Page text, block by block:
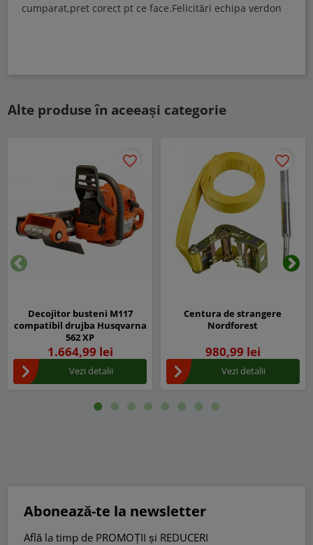
cumparat,pret corect pt ce face.Felicitări echipa verdon
Alte produse în aceeași categorie
favorite_border
Decojitor busteni M117
compatibil drujba Husqvarna
562 XP
1.664,99 lei
Vezi detalii
favorite_border
Centura de strangere
Nordforest
980,99 lei
Vezi detalii
Abonează-te la newsletter
Află la timp de PROMOȚII și REDUCERI